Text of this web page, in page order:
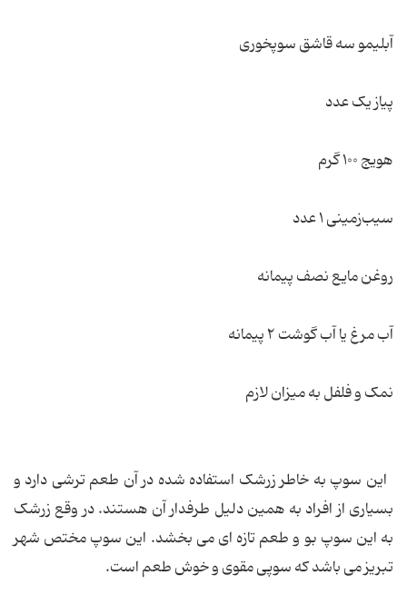
آبلیمو سه قاشق سوپخوری
پیاز یک عدد
هویج ۱۰۰ گرم
سیب‌زمینی ۱ عدد
روغن مایع نصف پیمانه
آب مرغ یا آب گوشت ۲ پیمانه
نمک و فلفل به میزان لازم
این سوپ به خاطر زرشک استفاده شده در آن طعم ترشی دارد و
بسیاری از افراد به همین دلیل طرفدار آن هستند. در وقع زرشک
به این سوپ بو و طعم تازه ای می بخشد. این سوپ مختص شهر
تبریز می باشد که سوپی مقوی و خوش طعم است.